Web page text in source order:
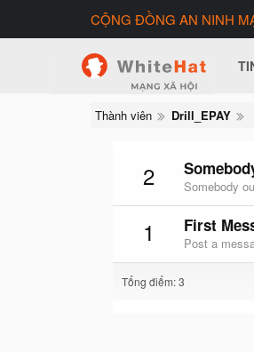
CỘNG ĐỒNG AN NINH
Thành viên Drill_EPAY
2 Somebody
1 First
Post a
Tổng điểm: 3